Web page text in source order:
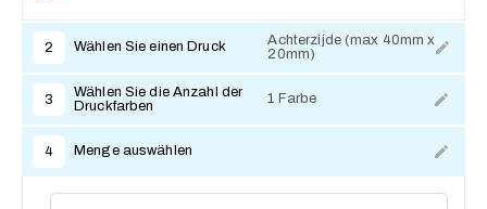
2 Wählen Sie einen Druck
Achterzijde (max 40mm x
20mm)
3
Wählen Sie die Anzahl der
Druckfarben
1 Farbe
4 Menge auswählen